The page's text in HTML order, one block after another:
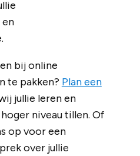
bij online
te pakken? Plan een
jullie leren en
niveau tillen. Of
op voor een
over jullie